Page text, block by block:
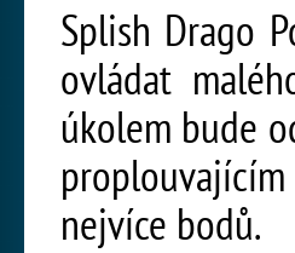
Splish Drago
ovládat
úkolem bude
nejvíce bodů.